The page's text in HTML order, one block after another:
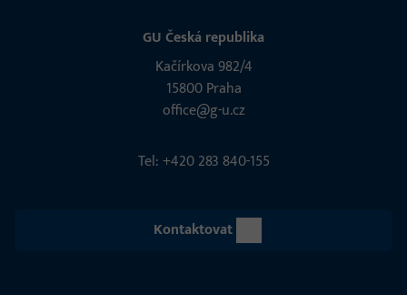
GU Česká republika
Kačírkova 982/4
15800 Praha
office@g-u.cz
Tel: +420 283 840-155
Kontaktovat